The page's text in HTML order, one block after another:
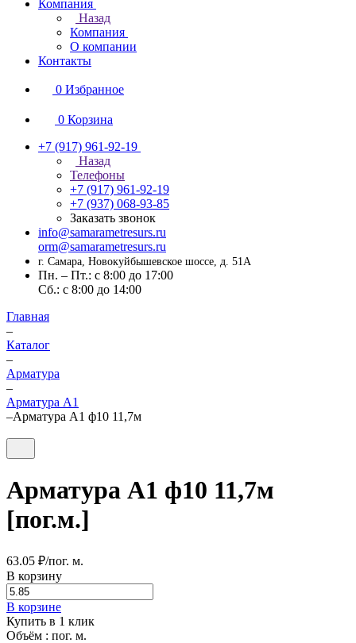
Компания
Назад
Компания
О компании
Контакты
0 Избранное
0 Корзина
+7 (917) 961-92-19
Назад
Телефоны
+7 (917) 961-92-19
+7 (937) 068-93-85
Заказать звонок
info@samarametresurs.ru
orm@samarametresurs.ru
г. Самара, Новокуйбышевское шоссе, д. 51А
Пн. – Пт.: с 8:00 до 17:00
Cб.: с 8:00 до 14:00
Главная
–
Каталог
–
Арматура
–
Арматура А1
–Арматура А1 ф10 11,7м
Арматура А1 ф10 11,7м
[пог.м.]
63.05 ₽/пог. м.
В корзину
В корзине
Купить в 1 клик
Объём : пог. м.